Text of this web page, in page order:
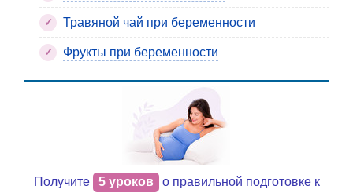
Травяной чай при беременности
Фрукты при беременности
Получите 5 уроков
о правильной подготовке к